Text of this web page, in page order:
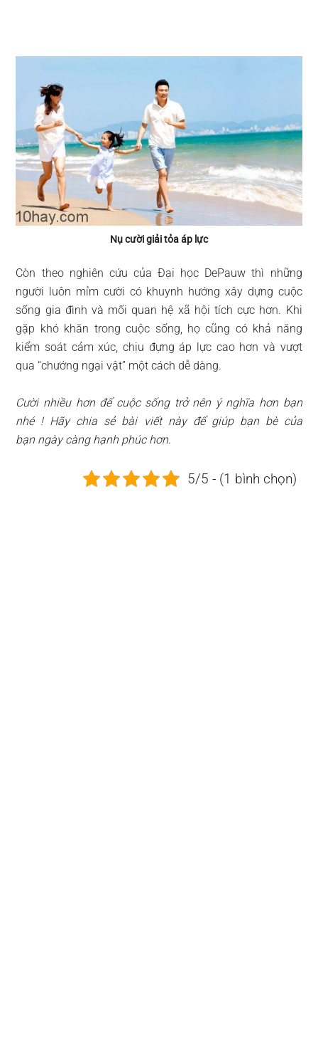
Nụ cười giải tỏa áp lực
Còn theo nghiên cứu của Đại học DePauw thì những
người luôn mỉm cười có khuynh hướng xây dựng cuộc
sống gia đình và mối quan hệ xã hội tích cực hơn. Khi
gặp khó khăn trong cuộc sống, họ cũng có khả năng
kiểm soát cảm xúc, chịu đựng áp lực cao hơn và vượt
qua “chướng ngại vật” một cách dễ dàng.
Cười nhiều hơn để cuộc sống trở nên ý nghĩa hơn bạn
nhé ! Hãy chia sẻ bài viết này để giúp bạn bè của
bạn ngày càng hạnh phúc hơn.
5/5 - (1 bình chọn)